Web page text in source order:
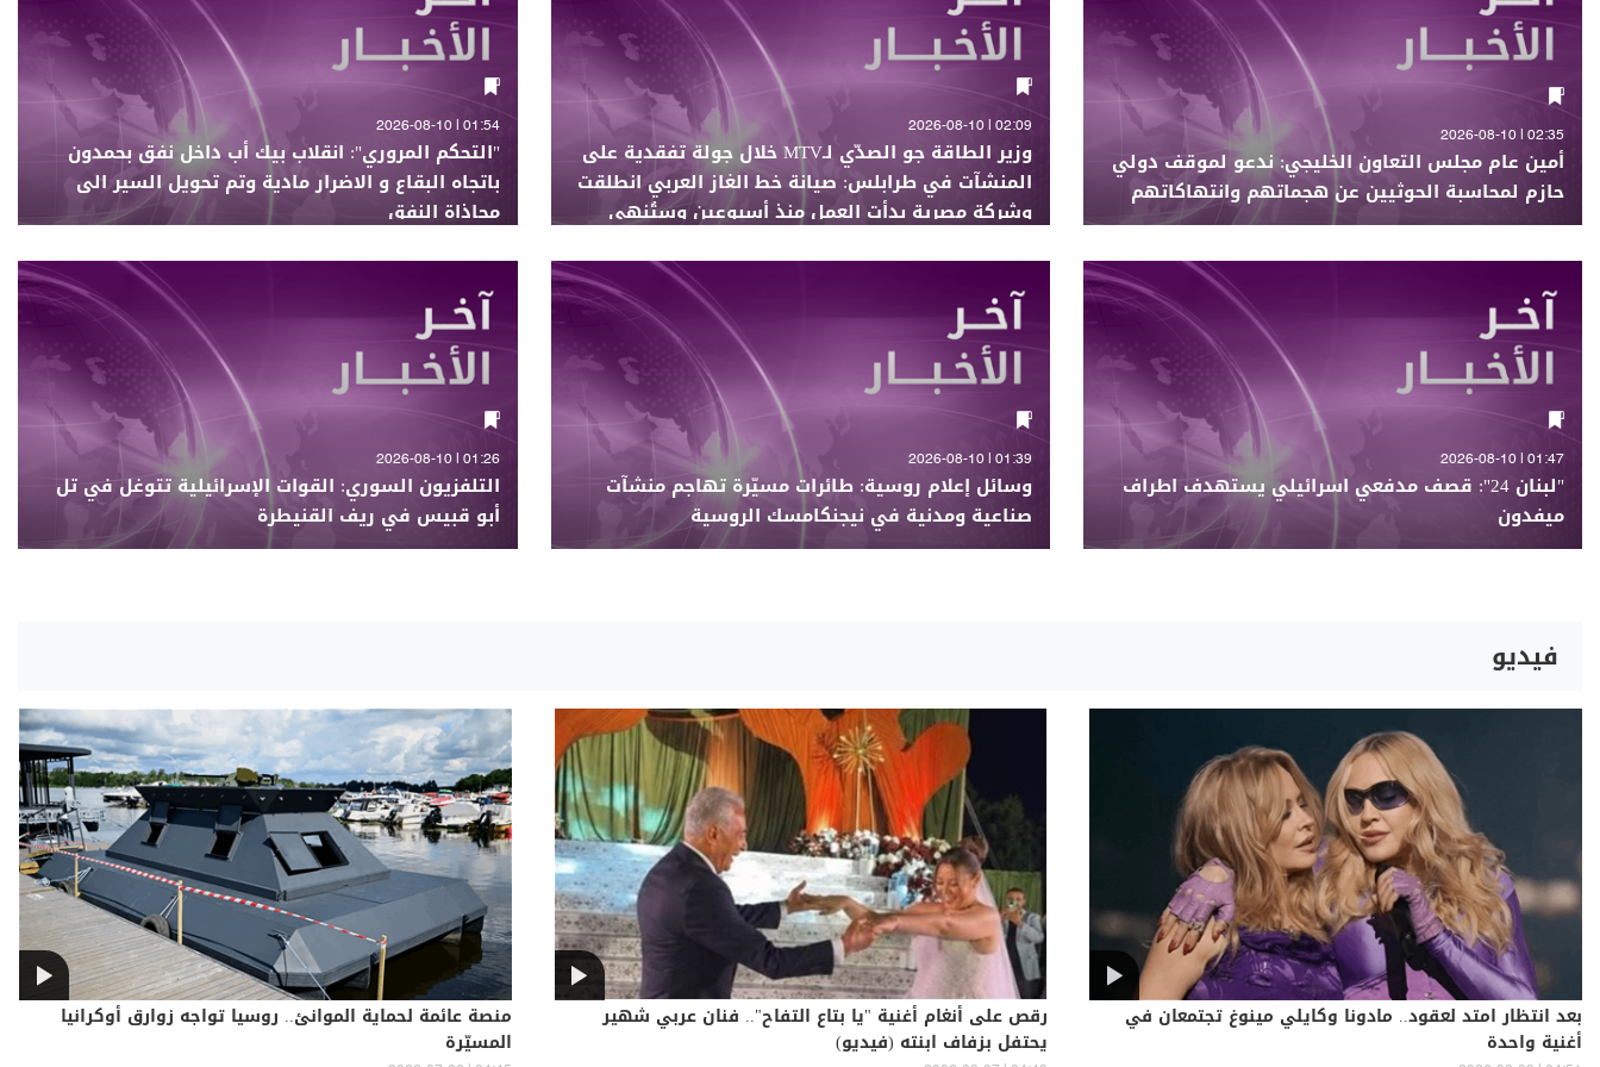
02:35 | 2026-08-10
أمين عام مجلس التعاون الخليجي: ندعو لموقف دولي
حازم لمحاسبة الحوثيين عن هجماتهم وانتهاكاتهم
02:09 | 2026-08-10
وزير الطاقة جو الصدّي لـMTV خلال جولة تفقدية على
المنشآت في طرابلس: صيانة خط الغاز العربي انطلقت
وشركة مصرية بدأت العمل منذ أسبوعين وستُنهي
01:54 | 2026-08-10
"التحكم المروري": انقلاب بيك أب داخل نفق بحمدون
باتجاه البقاع و الاضرار مادية وتم تحويل السير الى
محاذاة النفق
01:47 | 2026-08-10
"لبنان 24": قصف مدفعي اسرائيلي يستهدف اطراف
ميفدون
01:39 | 2026-08-10
وسائل إعلام روسية: طائرات مسيّرة تهاجم منشآت
صناعية ومدنية في نيجنكامسك الروسية
01:26 | 2026-08-10
التلفزيون السوري: القوات الإسرائيلية تتوغل في تل
أبو قبيس في ريف القنيطرة
فيديو
بعد انتظار امتد لعقود.. مادونا وكايلي مينوغ تجتمعان في
أغنية واحدة
رقص على أنغام أغنية "يا بتاع التفاح".. فنان عربي شهير
يحتفل بزفاف ابنته (فيديو)
منصة عائمة لحماية الموانئ.. روسيا تواجه زوارق أوكرانيا
المسيّرة